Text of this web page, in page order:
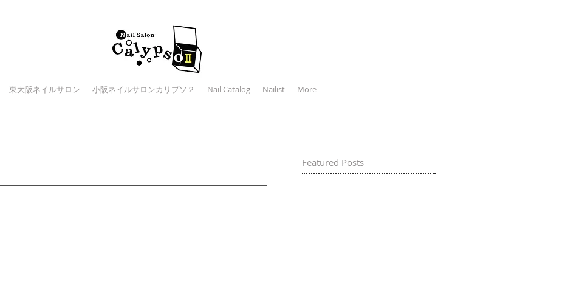
東大阪ネイルサロン 小阪ネイルサロンカリプソ２ Nail Catalog Nailist More
Featured Posts